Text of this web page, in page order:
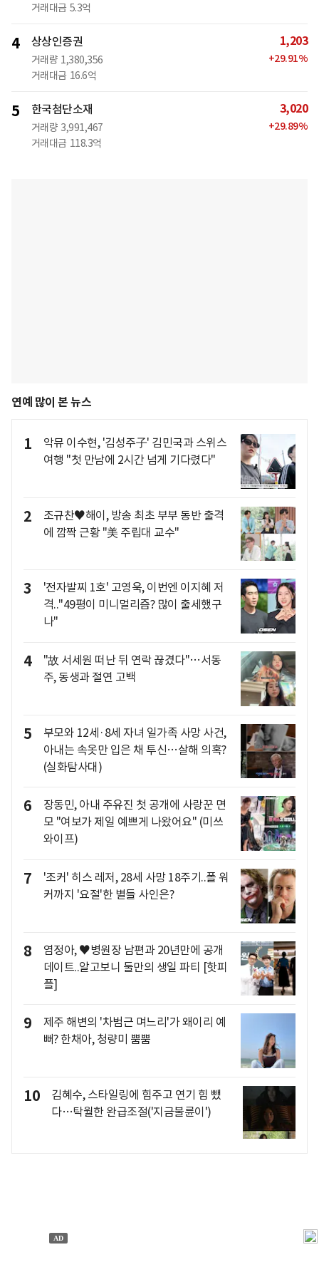
거래대금 5.3억
4 상상인증권
거래량 1,380,356
거래대금 16.6억
1,203
+29.91%
5 한국첨단소재
거래량 3,991,467
거래대금 118.3억
3,020
+29.89%
연예 많이 본 뉴스
1
악뮤 이수현, '김성주子' 김민국과 스위스
여행 "첫 만남에 2시간 넘게 기다렸다"
2
조규찬♥해이, 방송 최초 부부 동반 출격
에 깜짝 근황 "美 주립대 교수"
3
'전자발찌 1호' 고영욱, 이번엔 이지혜 저
격.."49평이 미니멀리즘? 많이 출세했구
나"
4
"故 서세원 떠난 뒤 연락 끊겼다"…서동
주, 동생과 절연 고백
5
부모와 12세·8세 자녀 일가족 사망 사건,
아내는 속옷만 입은 채 투신…살해 의혹?
(실화탐사대)
6
장동민, 아내 주유진 첫 공개에 사랑꾼 면
모 "여보가 제일 예쁘게 나왔어요" (미쓰
와이프)
7
'조커' 히스 레저, 28세 사망 18주기..폴 워
커까지 '요절'한 별들 사인은?
8
염정아, ♥병원장 남편과 20년만에 공개
데이트..알고보니 둘만의 생일 파티 [핫피
플]
9
제주 해변의 '차범근 며느리'가 왜이리 예
뻐? 한채아, 청량미 뿜뿜
10
김혜수, 스타일링에 힘주고 연기 힘 뺐
다…탁월한 완급조절('지금불륜이')